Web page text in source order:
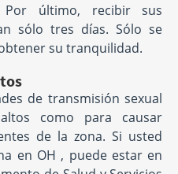
último, recibir sus
sólo tres días. Sólo se
su tranquilidad.
de transmisión sexual
como para causar
de la zona. Si usted
en OH , puede estar en